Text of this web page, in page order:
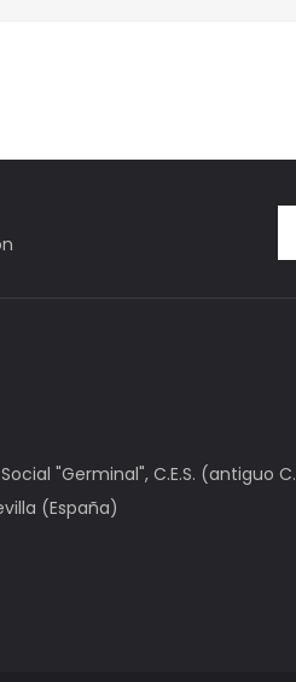
"Germinal", C.E.S. (antiguo
(España)